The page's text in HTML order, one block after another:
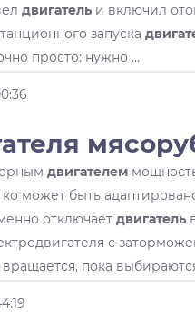
двигательи включил
запуска
просто: нужно ...
двигателем
может быть
отключает двигатель
с
вращается, пока